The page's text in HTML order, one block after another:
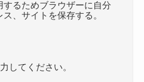
するためブラウザーに自分
、サイトを保存する。
してください。